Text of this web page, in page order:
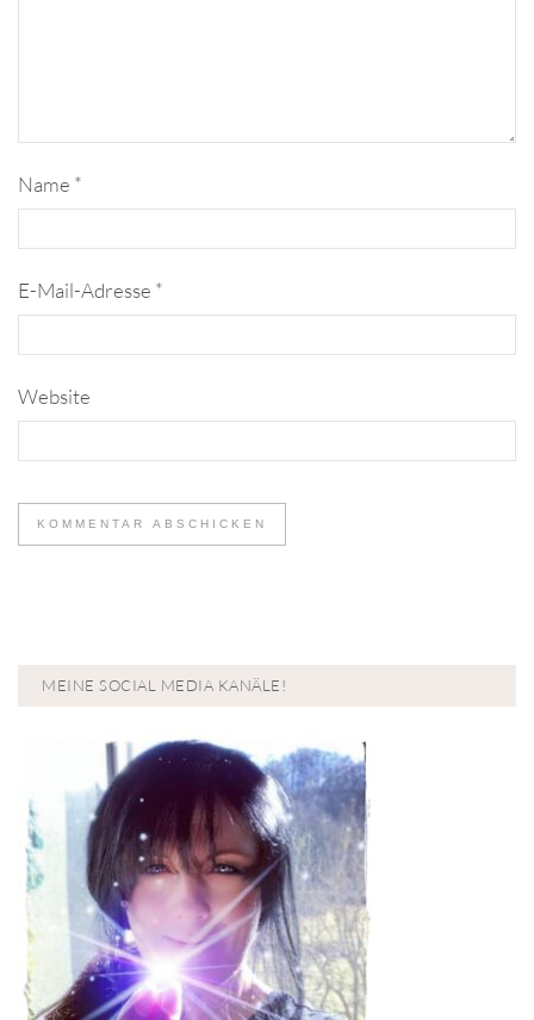
Name *
E-Mail-Adresse *
Website
MEINE SOCIAL MEDIA KANÄLE!